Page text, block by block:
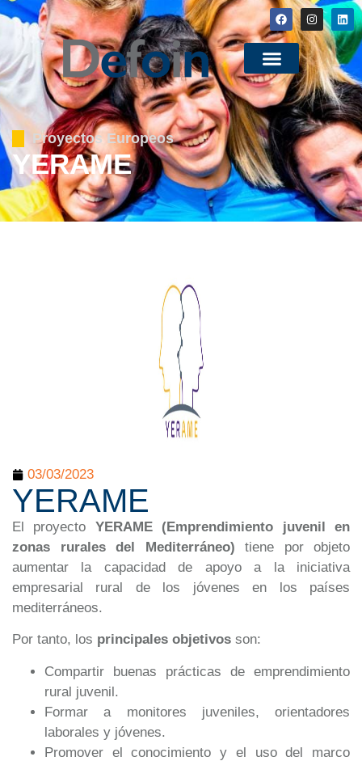
Proyectos Europeos
YERAME
03/03/2023
YERAME
El proyecto YERAME (Emprendimiento juvenil en
zonas rurales del Mediterráneo) tiene por objeto
aumentar la capacidad de apoyo a la iniciativa
empresarial rural de los jóvenes en los países
mediterráneos.
Por tanto, los principales objetivos son:
Compartir buenas prácticas de emprendimiento
rural juvenil.
Formar a monitores juveniles, orientadores
laborales y jóvenes.
Promover el conocimiento y el uso del marco